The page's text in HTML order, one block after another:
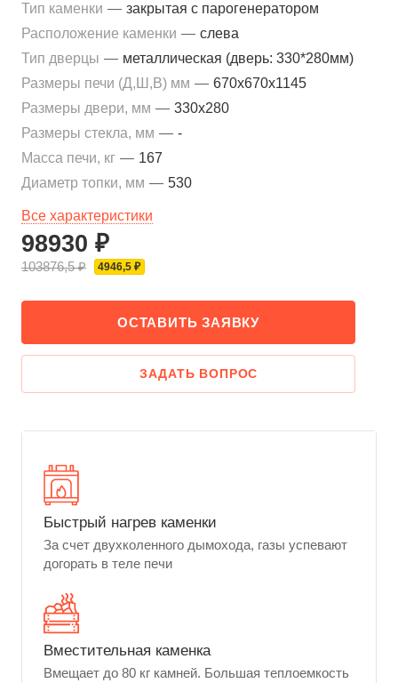
Тип каменки — закрытая с парогенератором
Расположение каменки — слева
Тип дверцы — металлическая (дверь: 330*280мм)
Размеры печи (Д,Ш,В) мм — 670x670x1145
Размеры двери, мм — 330x280
Размеры стекла, мм — -
Масса печи, кг — 167
Диаметр топки, мм — 530
Все характеристики
98930 ₽
103876,5 ₽ 4946,5 ₽
ОСТАВИТЬ ЗАЯВКУ
ЗАДАТЬ ВОПРОС
Быстрый нагрев каменки
За счет двухколенного дымохода, газы успевают
догорать в теле печи
Вместительная каменка
Вмещает до 80 кг камней. Большая теплоемкость